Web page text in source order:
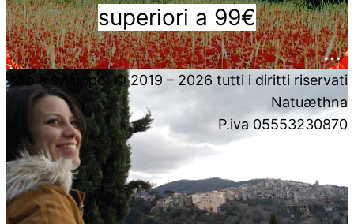
superiori a 99€
….
sito e sviluppo: © 2019 – 2026 tutti i diritti riservati
Natuæthna
P.iva 05553230870